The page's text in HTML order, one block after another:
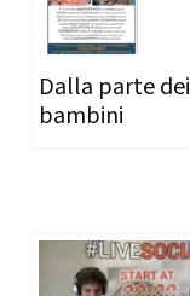
Dalla parte dei
bambini